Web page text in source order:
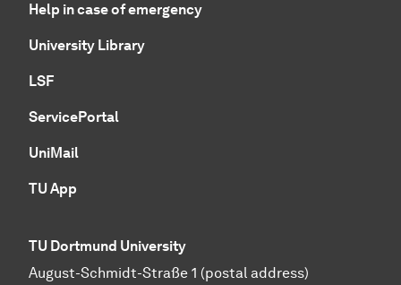
Help in case of emergency
University Library
LSF
ServicePortal
UniMail
TU App
TU Dortmund University
August-Schmidt-Straße 1 (postal address)